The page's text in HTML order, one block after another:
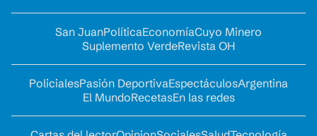
San JuanPolíticaEconomíaCuyo Minero
Suplemento VerdeRevista OH
PolicialesPasión DeportivaEspectáculosArgentina
El MundoRecetasEn las redes